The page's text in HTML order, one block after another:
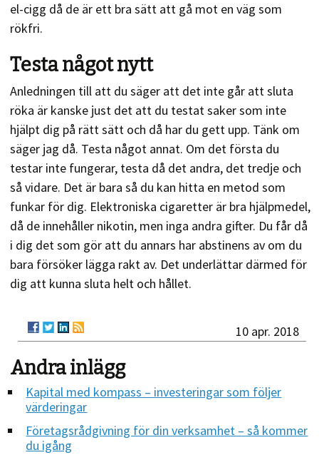
el-cigg då de är ett bra sätt att gå mot en väg som
rökfri.
Testa något nytt
Anledningen till att du säger att det inte går att sluta
röka är kanske just det att du testat saker som inte
hjälpt dig på rätt sätt och då har du gett upp. Tänk om
säger jag då. Testa något annat. Om det första du
testar inte fungerar, testa då det andra, det tredje och
så vidare. Det är bara så du kan hitta en metod som
funkar för dig. Elektroniska cigaretter är bra hjälpmedel,
då de innehåller nikotin, men inga andra gifter. Du får då
i dig det som gör att du annars har abstinens av om du
bara försöker lägga rakt av. Det underlättar därmed för
dig att kunna sluta helt och hållet.
10 apr. 2018
Andra inlägg
Kapital med kompass – investeringar som följer
värderingar
Företagsrådgivning för din verksamhet – så kommer
du igång